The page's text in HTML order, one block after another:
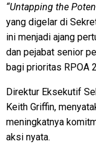
“Untapping the
yang digelar di
ini menjadi ajang
dan pejabat senior
bagi prioritas RPOA
Direktur Eksekutif
Keith Griffin,
meningkatnya
aksi nyata.